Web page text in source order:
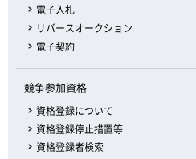
電子入札
リバースオークション
電子契約
競争参加資格
資格登録について
資格登録停止措置等
資格登録者検索